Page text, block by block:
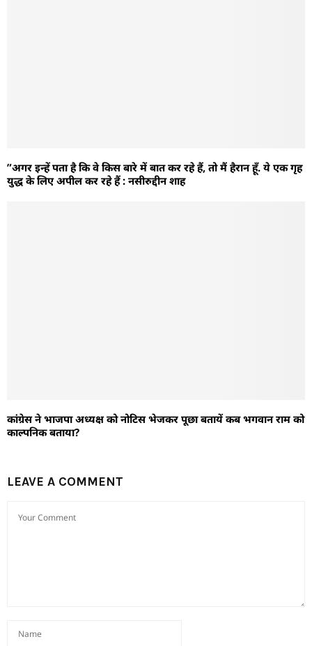
”अगर इन्हें पता है कि वे किस बारे में बात कर रहे हैं, तो मैं हैरान हूँ. ये एक गृह
युद्ध के लिए अपील कर रहे हैं : नसीरुद्दीन शाह
कांग्रेस ने भाजपा अध्यक्ष को नोटिस भेजकर पूछा बतायें कब भगवान राम को
काल्पनिक बताया?
LEAVE A COMMENT